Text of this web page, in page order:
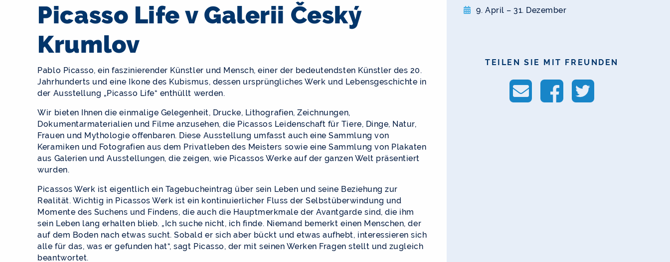
Picasso Life v Galerii Český
Krumlov
Pablo Picasso, ein faszinierender Künstler und Mensch, einer der bedeutendsten Künstler des 20.
Jahrhunderts und eine Ikone des Kubismus, dessen ursprüngliches Werk und Lebensgeschichte in
der Ausstellung „Picasso Life“ enthüllt werden.
Wir bieten Ihnen die einmalige Gelegenheit, Drucke, Lithografien, Zeichnungen,
Dokumentarmaterialien und Filme anzusehen, die Picassos Leidenschaft für Tiere, Dinge, Natur,
Frauen und Mythologie offenbaren. Diese Ausstellung umfasst auch eine Sammlung von
Keramiken und Fotografien aus dem Privatleben des Meisters sowie eine Sammlung von Plakaten
aus Galerien und Ausstellungen, die zeigen, wie Picassos Werke auf der ganzen Welt präsentiert
wurden.
Picassos Werk ist eigentlich ein Tagebucheintrag über sein Leben und seine Beziehung zur
Realität. Wichtig in Picassos Werk ist ein kontinuierlicher Fluss der Selbstüberwindung und
Momente des Suchens und Findens, die auch die Hauptmerkmale der Avantgarde sind, die ihm
sein Leben lang erhalten blieb. „Ich suche nicht, ich finde. Niemand bemerkt einen Menschen, der
auf dem Boden nach etwas sucht. Sobald er sich aber bückt und etwas aufhebt, interessieren sich
alle für das, was er gefunden hat“, sagt Picasso, der mit seinen Werken Fragen stellt und zugleich
beantwortet.
9. April – 31. Dezember
TEILEN SIE MIT FREUNDEN